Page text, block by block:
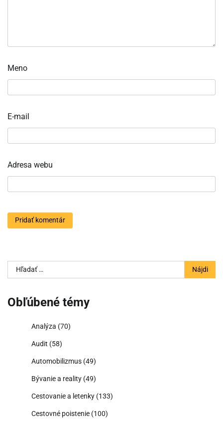
Meno
E-mail
Adresa webu
Hľadať:
Obľúbené témy
Analýza (70)
Audit (58)
Automobilizmus (49)
Bývanie a reality (49)
Cestovanie a letenky (133)
Cestovné poistenie (100)